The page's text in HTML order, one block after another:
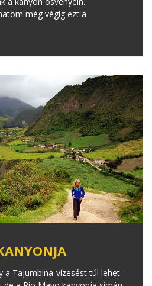
még végig ezt a
a Tajumbina-vízesést túl lehet